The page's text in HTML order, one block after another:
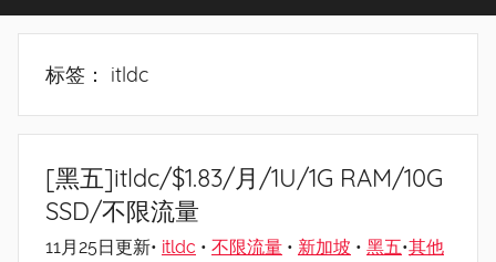
VPS|Vps|
主
荐
标签： itldc
[黑五]itldc/$1.83/月/1U/1G RAM/10G
SSD/不限流量
11月25日更新• itldc • 不限流量 • 新加坡 • 黑五•其他